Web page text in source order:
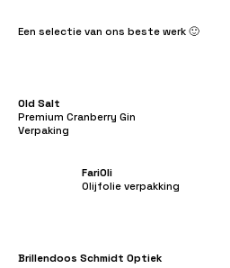
Een selectie van ons beste werk 🙂
Old Salt
Premium Cranberry Gin
Verpaking
FariOli
Olijfolie verpakking
Brillendoos Schmidt Optiek